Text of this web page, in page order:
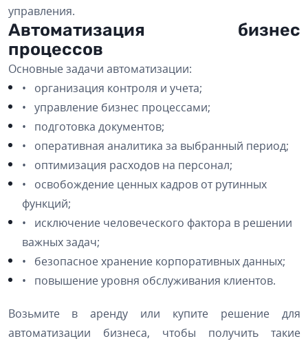
управления.
Автоматизация бизнес
процессов
Основные задачи автоматизации:
• организация контроля и учета;
• управление бизнес процессами;
• подготовка документов;
• оперативная аналитика за выбранный период;
• оптимизация расходов на персонал;
• освобождение ценных кадров от рутинных
функций;
• исключение человеческого фактора в решении
важных задач;
• безопасное хранение корпоративных данных;
• повышение уровня обслуживания клиентов.
Возьмите в аренду или купите решение для
автоматизации бизнеса, чтобы получить такие